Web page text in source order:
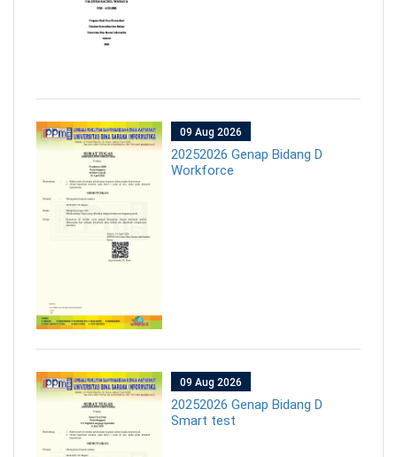
09 Aug 2026
20252026 Genap Bidang D
Workforce
09 Aug 2026
20252026 Genap Bidang D
Smart test